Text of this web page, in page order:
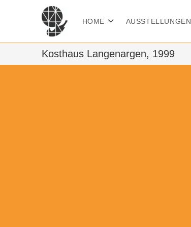
HOME AUSSTELLUNGEN
Kosthaus Langenargen, 1999